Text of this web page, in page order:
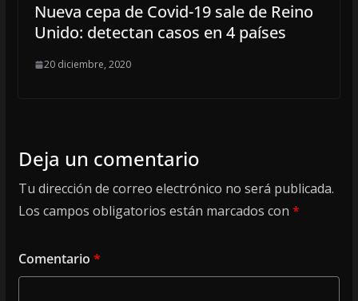
Nueva cepa de Covid-19 sale de Reino
Unido: detectan casos en 4 países
20 diciembre, 2020
Deja un comentario
Tu dirección de correo electrónico no será publicada.
Los campos obligatorios están marcados con *
Comentario *